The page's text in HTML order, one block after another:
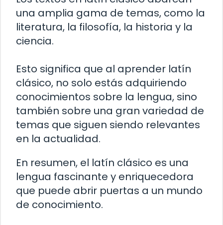
una amplia gama de temas, como la
literatura, la filosofía, la historia y la
ciencia.
Esto significa que al aprender latín
clásico, no solo estás adquiriendo
conocimientos sobre la lengua, sino
también sobre una gran variedad de
temas que siguen siendo relevantes
en la actualidad.
En resumen, el latín clásico es una
lengua fascinante y enriquecedora
que puede abrir puertas a un mundo
de conocimiento.